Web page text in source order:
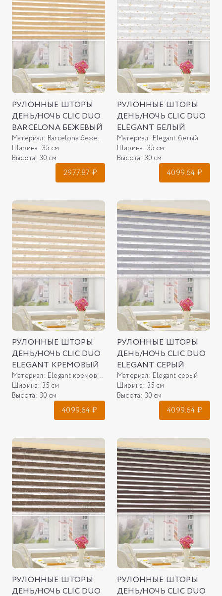
РУЛОННЫЕ ШТОРЫ
ДЕНЬ/НОЧЬ CLIC DUO
BARCELONA БЕЖЕВЫЙ
Материал: Barcelona бежевый
Ширина: 35 см
Высота: 30 см
2977.87 ₽
РУЛОННЫЕ ШТОРЫ
ДЕНЬ/НОЧЬ CLIC DUO
ELEGANT БЕЛЫЙ
Материал: Elegant белый
Ширина: 35 см
Высота: 30 см
4099.64 ₽
РУЛОННЫЕ ШТОРЫ
ДЕНЬ/НОЧЬ CLIC DUO
ELEGANT КРЕМОВЫЙ
Материал: Elegant кремовый
Ширина: 35 см
Высота: 30 см
4099.64 ₽
РУЛОННЫЕ ШТОРЫ
ДЕНЬ/НОЧЬ CLIC DUO
ELEGANT СЕРЫЙ
Материал: Elegant серый
Ширина: 35 см
Высота: 30 см
4099.64 ₽
РУЛОННЫЕ ШТОРЫ
ДЕНЬ/НОЧЬ CLIC DUO
РУЛОННЫЕ ШТОРЫ
ДЕНЬ/НОЧЬ CLIC DUO